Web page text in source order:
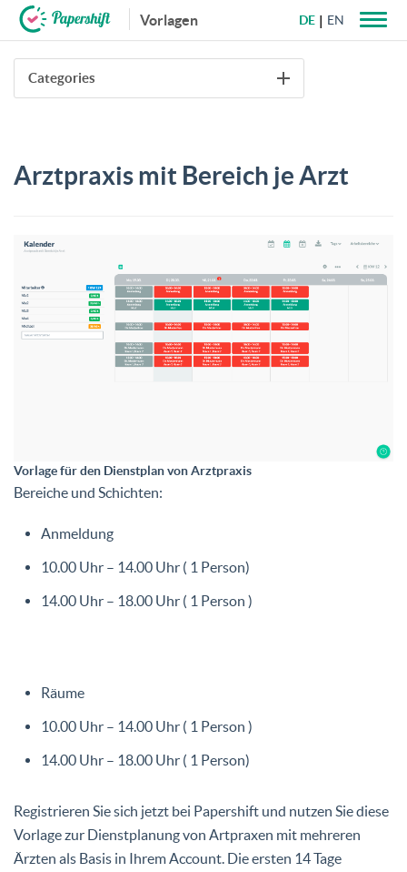
Vorlagen
+49 721 50 95 79 69
DE EN
Categories
Arztpraxis mit Bereich je Arzt
Vorlage für den Dienstplan von Arztpraxis
Bereiche und Schichten:
Anmeldung
10.00 Uhr – 14.00 Uhr ( 1 Person)
14.00 Uhr – 18.00 Uhr ( 1 Person )
Räume
10.00 Uhr – 14.00 Uhr ( 1 Person )
14.00 Uhr – 18.00 Uhr ( 1 Person)
Registrieren Sie sich jetzt bei Papershift und nutzen Sie diese
Vorlage zur Dienstplanung von Artpraxen mit mehreren
Ärzten als Basis in Ihrem Account. Die ersten 14 Tage